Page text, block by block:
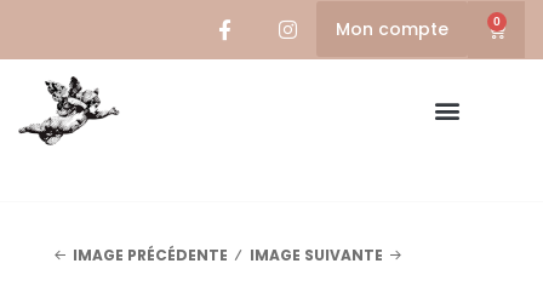
Mon compte 0
IMAGE PRÉCÉDENTE IMAGE SUIVANTE